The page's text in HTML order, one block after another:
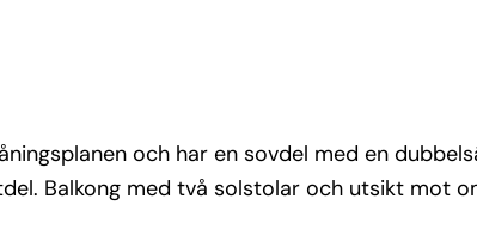
och har en sovdel med en
Balkong med två solstolar och utsikt mot